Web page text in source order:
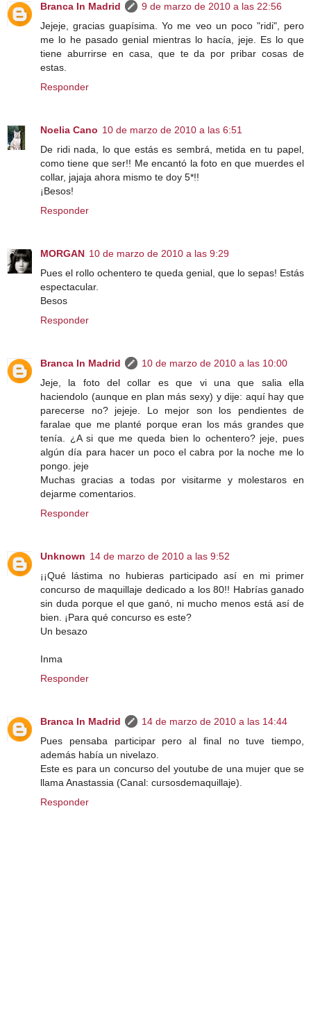
Branca In Madrid
9 de marzo de 2010 a las 22:56
Jejeje, gracias guapísima. Yo me veo un poco "ridi", pero
me lo he pasado genial mientras lo hacía, jeje. Es lo que
tiene aburrirse en casa, que te da por pribar cosas de
estas.
Responder
Noelia Cano 10 de marzo de 2010 a las 6:51
De ridi nada, lo que estás es sembrá, metida en tu papel,
como tiene que ser!! Me encantó la foto en que muerdes el
collar, jajaja ahora mismo te doy 5*!!
¡Besos!
Responder
MORGAN 10 de marzo de 2010 a las 9:29
Pues el rollo ochentero te queda genial, que lo sepas! Estás
espectacular.
Besos
Responder
Branca In Madrid
10 de marzo de 2010 a las 10:00
Jeje, la foto del collar es que vi una que salia ella
haciendolo (aunque en plan más sexy) y dije: aquí hay que
parecerse no? jejeje. Lo mejor son los pendientes de
faralae que me planté porque eran los más grandes que
tenía. ¿A si que me queda bien lo ochentero? jeje, pues
algún día para hacer un poco el cabra por la noche me lo
pongo. jeje
Muchas gracias a todas por visitarme y molestaros en
dejarme comentarios.
Responder
Unknown 14 de marzo de 2010 a las 9:52
¡¡Qué lástima no hubieras participado así en mi primer
concurso de maquillaje dedicado a los 80!! Habrías ganado
sin duda porque el que ganó, ni mucho menos está así de
bien. ¡Para qué concurso es este?
Un besazo
Inma
Responder
Branca In Madrid
14 de marzo de 2010 a las 14:44
Pues pensaba participar pero al final no tuve tiempo,
además había un nivelazo.
Este es para un concurso del youtube de una mujer que se
llama Anastassia (Canal: cursosdemaquillaje).
Responder